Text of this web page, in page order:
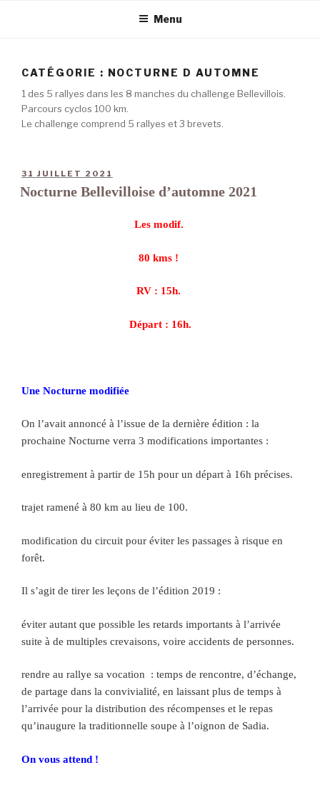
Menu
CATÉGORIE : NOCTURNE D AUTOMNE
1 des 5 rallyes dans les 8 manches du challenge Bellevillois.
Parcours cyclos 100 km.
Le challenge comprend 5 rallyes et 3 brevets.
31 JUILLET 2021
Nocturne Bellevilloise d’automne 2021
Les modif.
80 kms !
RV : 15h.
Départ : 16h.
Une Nocturne modifiée
On l’avait annoncé à l’issue de la dernière édition : la
prochaine Nocturne verra 3 modifications importantes :
enregistrement à partir de 15h pour un départ à 16h précises.
trajet ramené à 80 km au lieu de 100.
modification du circuit pour éviter les passages à risque en
forêt.
Il s’agit de tirer les leçons de l’édition 2019 :
éviter autant que possible les retards importants à l’arrivée
suite à de multiples crevaisons, voire accidents de personnes.
rendre au rallye sa vocation : temps de rencontre, d’échange,
de partage dans la convivialité, en laissant plus de temps à
l’arrivée pour la distribution des récompenses et le repas
qu’inaugure la traditionnelle soupe à l’oignon de Sadia.
On vous attend !